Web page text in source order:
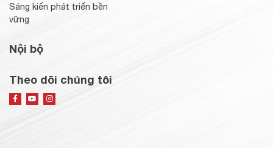
Sáng kiến phát triển bền
vững
Nội bộ
Theo dõi chúng tôi